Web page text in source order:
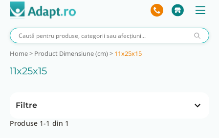
Home> Product Dimensiune (cm)> 11x25x15
11x25x15
Filtre
Produse 1-1 din 1